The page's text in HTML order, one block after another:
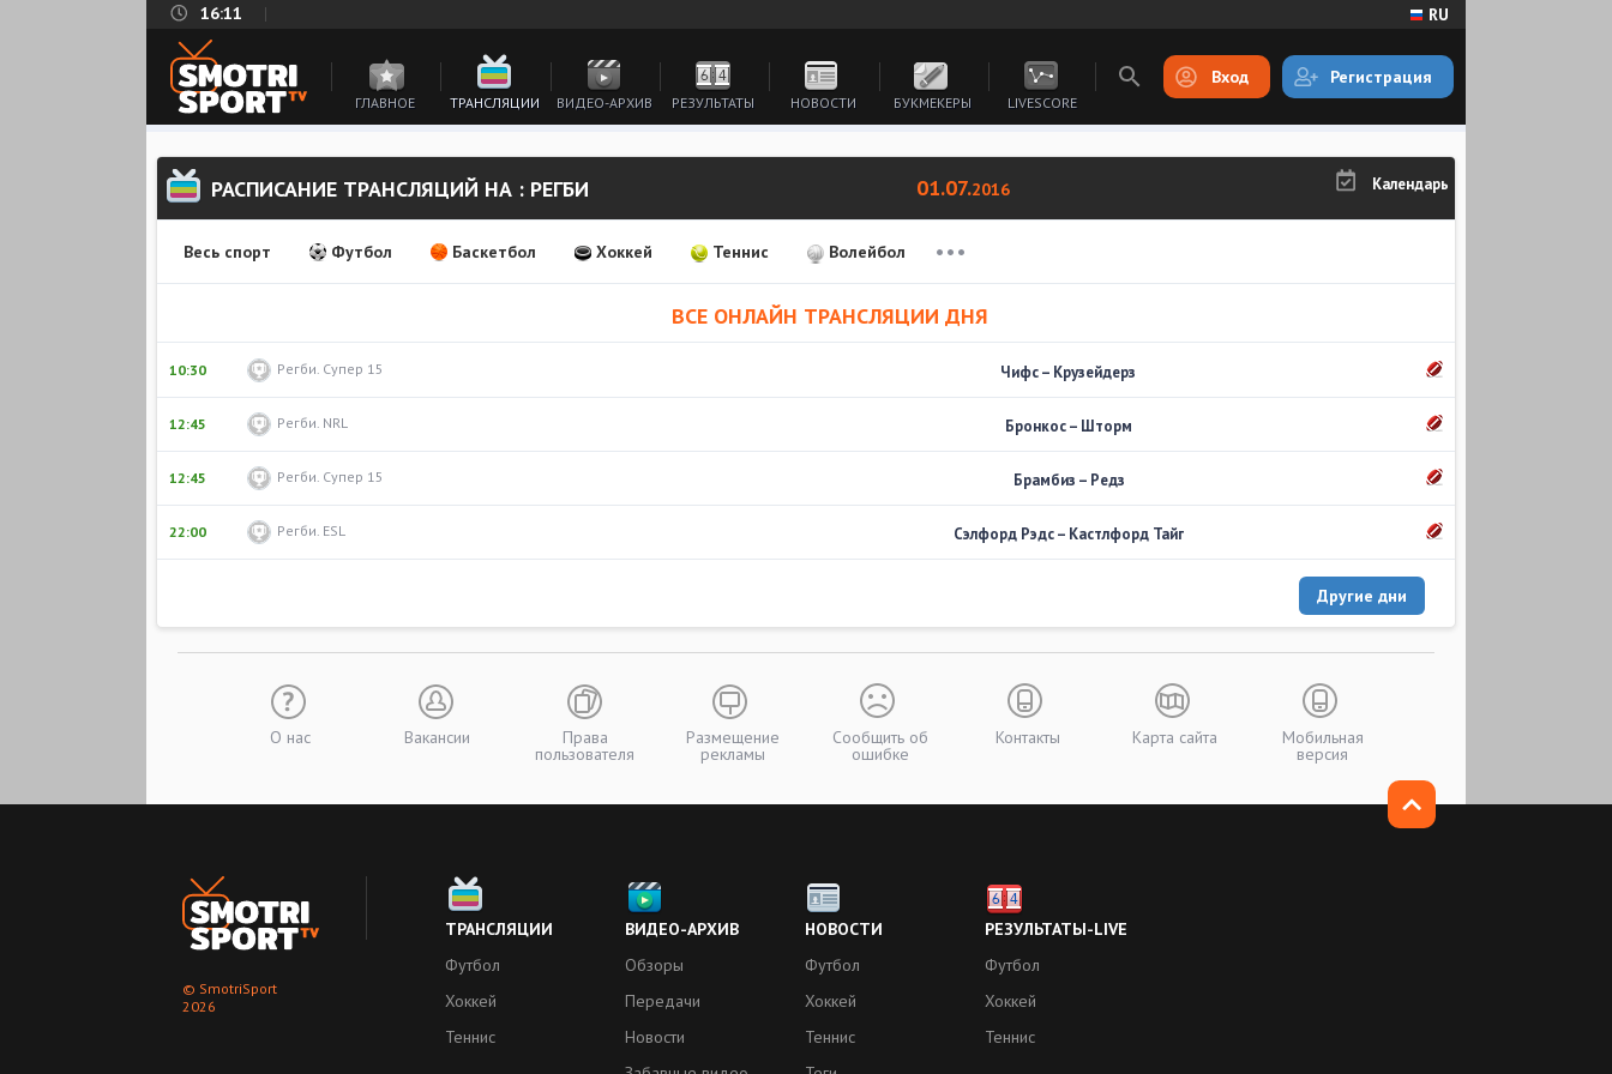
16:11 RU
ГЛАВНОЕ ТРАНСЛЯЦИИ ВИДЕО-АРХИВ РЕЗУЛЬТАТЫ НОВОСТИ БУКМЕКЕРЫ LIVESCORE
Вход Регистрация
РАСПИСАНИЕ ТРАНСЛЯЦИЙ НА : РЕГБИ 01.07.2016 Календарь
Весь спорт Футбол Баскетбол Хоккей Теннис Волейбол
ВСЕ ОНЛАЙН ТРАНСЛЯЦИИ ДНЯ
10:30 Регби. Супер 15 Чифс – Крузейдерз
12:45 Регби. NRL Бронкос – Шторм
12:45 Регби. Супер 15 Брамбиз – Редз
22:00 Регби. ESL Сэлфорд Рэдс – Кастлфорд Тайг
Другие дни
О нас Вакансии Права
пользователя
Размещение
рекламы
Сообщить об
ошибке
Контакты Карта сайта Мобильная
версия
© SmotriSport
2026
ТРАНСЛЯЦИИ
Футбол
Хоккей
Теннис
ВИДЕО-АРХИВ
Обзоры
Передачи
Новости
НОВОСТИ
Футбол
Хоккей
Теннис
РЕЗУЛЬТАТЫ-LIVE
Футбол
Хоккей
Теннис